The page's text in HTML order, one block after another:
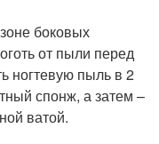
боковых
от пыли перед
ногтевую пыль в 2
спонж, а затем –
ватой.